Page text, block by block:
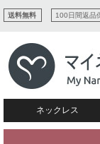
送料無料 100日間返品
ネックレス
すべてコレクションを見
リング
愛を表すコレクション
ネームプレビュー
マザーズ